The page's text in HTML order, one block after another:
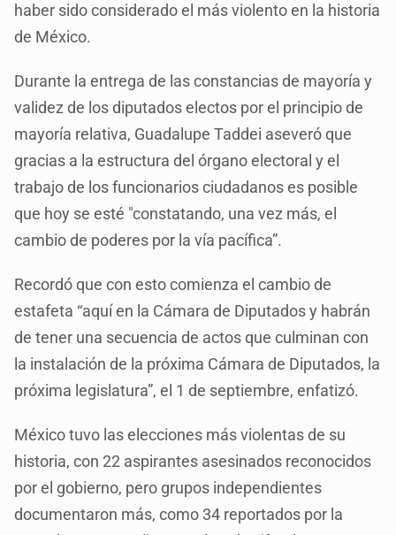
haber sido considerado el más violento en la historia
de México.
Durante la entrega de las constancias de mayoría y
validez de los diputados electos por el principio de
mayoría relativa, Guadalupe Taddei aseveró que
gracias a la estructura del órgano electoral y el
trabajo de los funcionarios ciudadanos es posible
que hoy se esté "constatando, una vez más, el
cambio de poderes por la vía pacífica”.
Recordó que con esto comienza el cambio de
estafeta “aquí en la Cámara de Diputados y habrán
de tener una secuencia de actos que culminan con
la instalación de la próxima Cámara de Diputados, la
próxima legislatura”, el 1 de septiembre, enfatizó.
México tuvo las elecciones más violentas de su
historia, con 22 aspirantes asesinados reconocidos
por el gobierno, pero grupos independientes
documentaron más, como 34 reportados por la